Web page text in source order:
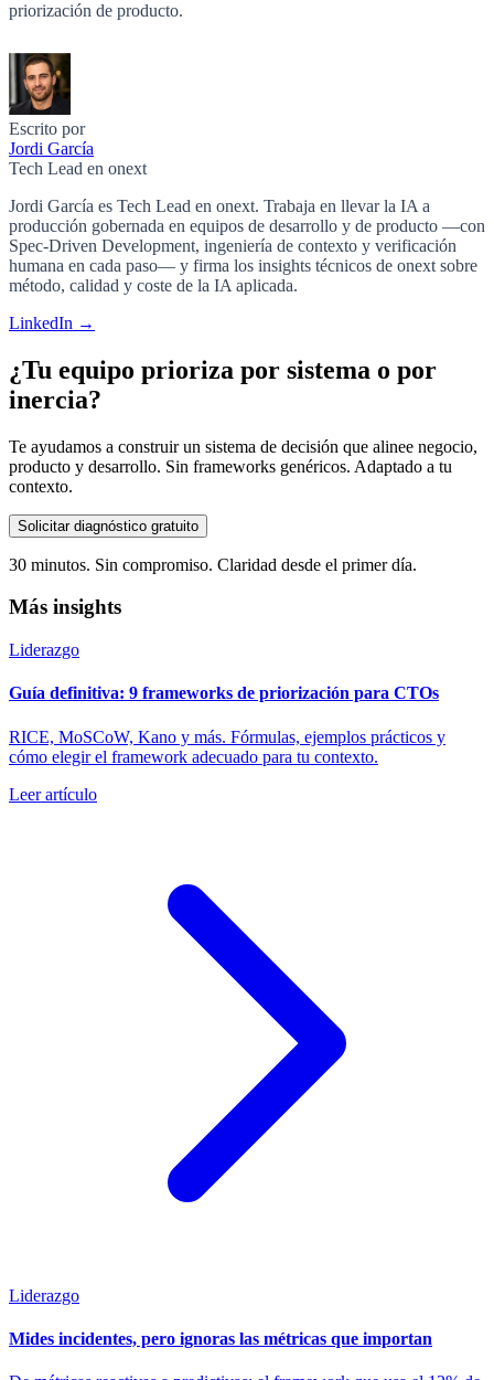
priorización de producto.
Escrito por
Jordi García
Tech Lead en onext
Jordi García es Tech Lead en onext. Trabaja en llevar la IA a
producción gobernada en equipos de desarrollo y de producto —con
Spec-Driven Development, ingeniería de contexto y verificación
humana en cada paso— y firma los insights técnicos de onext sobre
método, calidad y coste de la IA aplicada.
LinkedIn →
¿Tu equipo prioriza por sistema o por
inercia?
Te ayudamos a construir un sistema de decisión que alinee negocio,
producto y desarrollo. Sin frameworks genéricos. Adaptado a tu
contexto.
Solicitar diagnóstico gratuito
30 minutos. Sin compromiso. Claridad desde el primer día.
Más insights
Liderazgo
Guía definitiva: 9 frameworks de priorización para CTOs
RICE, MoSCoW, Kano y más. Fórmulas, ejemplos prácticos y
cómo elegir el framework adecuado para tu contexto.
Leer artículo
Liderazgo
Mides incidentes, pero ignoras las métricas que importan